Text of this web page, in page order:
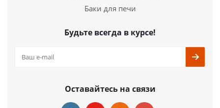
Баки для печи
Будьте всегда в курсе!
Оставайтесь на связи